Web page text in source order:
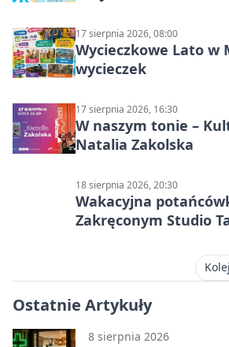
17 sierpnia 2026, 08:00
Wycieczkowe Lato w
wycieczek
17 sierpnia 2026, 16:30
W naszym tonie –
Natalia Zakolska
18 sierpnia 2026, 20:30
Wakacyjna
Zakręconym Studio
Ostatnie Artykuły
8 sierpnia 2026